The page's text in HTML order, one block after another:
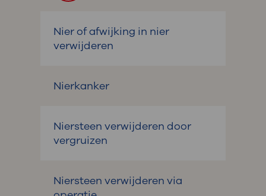
Nier of afwijking in nier
verwijderen
Nierkanker
Niersteen verwijderen door
vergruizen
Niersteen verwijderen via